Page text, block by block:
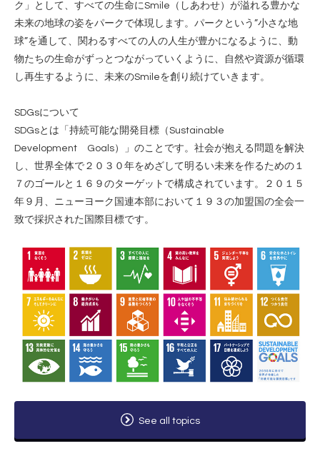
ク」として、すべての生命にSmile（しあわせ）が溢れる豊かな
未来の地球の姿をパークで体現します。パークという”小さな地
球”を通して、関わるすべての人の人生が豊かになるように、動
物たちの生命がずっとつながっていくように、自然や資源が循環
し再生するように、未来のSmileを創り続けていきます。
SDGsについて
SDGsとは「持続可能な開発目標（Sustainable
Development Goals）」のことです。社会が抱える問題を解決
し、世界全体で２０３０年をめざして明るい未来を作るための１
７のゴールと１６９のターゲットで構成されています。２０１５
年９月、ニューヨーク国連本部において１９３の加盟国の全会一
致で採択された国際目標です。
See all topics